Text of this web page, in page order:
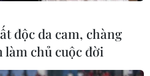
độc da cam, chàng
chủ cuộc đời